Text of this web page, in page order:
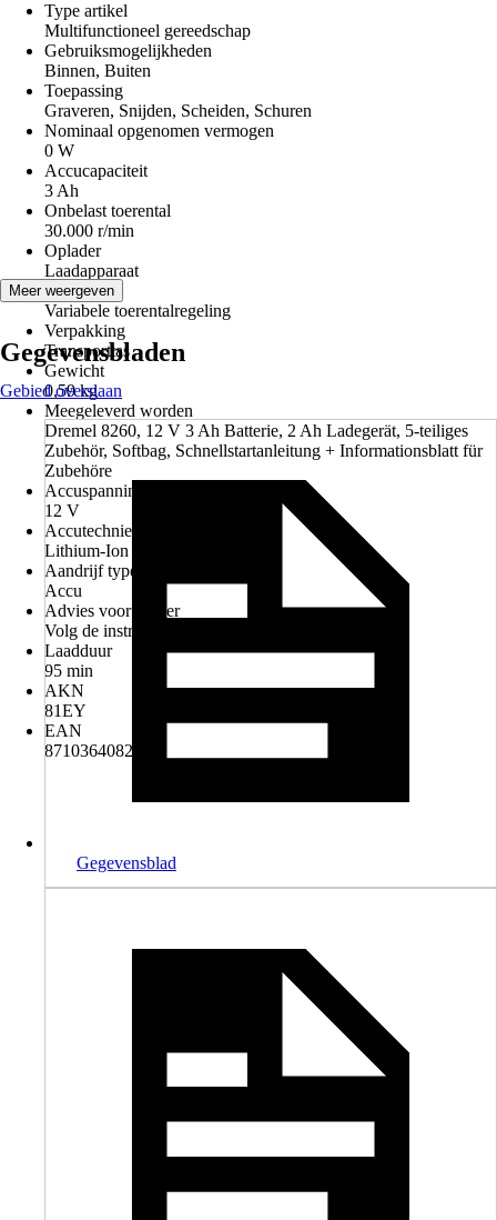
Type artikel
Multifunctioneel gereedschap
Gebruiksmogelijkheden
Binnen, Buiten
Toepassing
Graveren, Snijden, Scheiden, Schuren
Nominaal opgenomen vermogen
0 W
Accucapaciteit
3 Ah
Onbelast toerental
30.000 r/min
Oplader
Laadapparaat
Functies
Variabele toerentalregeling
Verpakking
Transporttas
Gewicht
0,59 kg
Meegeleverd worden
Dremel 8260, 12 V 3 Ah Batterie, 2 Ah Ladegerät, 5-teiliges
Zubehör, Softbag, Schnellstartanleitung + Informationsblatt für
Zubehöre
Accuspanning
12 V
Accutechniek
Lithium-Ion
Aandrijf type
Accu
Advies voor afvoer
Volg de instructies voor verwijdering.
Laadduur
95 min
AKN
81EY
EAN
8710364082681
Meer weergeven
Gegevensbladen
Gebied overslaan
Gegevensblad